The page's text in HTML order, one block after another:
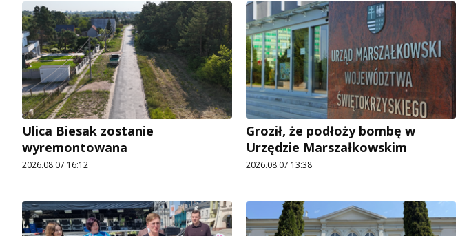
Ulica Biesak zostanie
wyremontowana
2026.08.07 16:12
Groził, że podłoży bombę w
Urzędzie Marszałkowskim
2026.08.07 13:38